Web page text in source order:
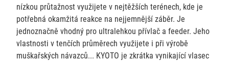
nízkou průtažnost využijete v nejtěžších terénech, kde je
potřebná okamžitá reakce na nejjemnější záběr. Je
jednoznačně vhodný pro ultralehkou přívlač a feeder. Jeho
vlastnosti v tenčích průměrech využijete i při výrobě
muškařských návazců... KYOTO je zkrátka vynikající vlasec